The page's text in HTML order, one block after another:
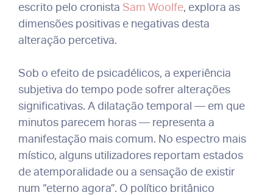
escrito pelo cronista Sam Woolfe, explora as
dimensões positivas e negativas desta
alteração percetiva.
Sob o efeito de psicadélicos, a experiência
subjetiva do tempo pode sofrer alterações
significativas. A dilatação temporal — em que
minutos parecem horas — representa a
manifestação mais comum. No espectro mais
místico, alguns utilizadores reportam estados
de atemporalidade ou a sensação de existir
num “eterno agora”. O político britânico